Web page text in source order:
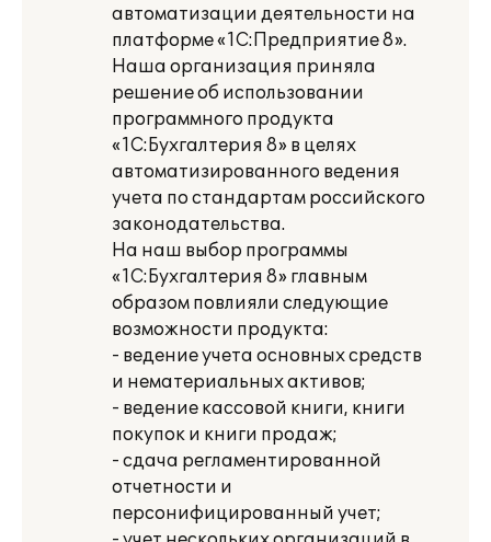
автоматизации деятельности на
платформе «1С:Предприятие 8».
Наша организация приняла
решение об использовании
программного продукта
«1С:Бухгалтерия 8» в целях
автоматизированного ведения
учета по стандартам российского
законодательства.
На наш выбор программы
«1С:Бухгалтерия 8» главным
образом повлияли следующие
возможности продукта:
- ведение учета основных средств
и нематериальных активов;
- ведение кассовой книги, книги
покупок и книги продаж;
- сдача регламентированной
отчетности и
персонифицированный учет;